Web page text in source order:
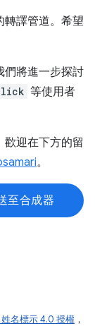
轉譯管道。希望
們將進一步探討
等使用者
迎在下方的留
。
至合成器
名標示 4.0 授權 ，